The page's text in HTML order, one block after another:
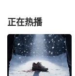
正在热播